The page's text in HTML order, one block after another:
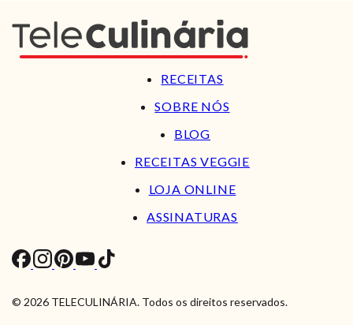
RECEITAS
SOBRE NÓS
BLOG
RECEITAS VEGGIE
LOJA ONLINE
ASSINATURAS
© 2026 TELECULINÁRIA. Todos os direitos reservados.